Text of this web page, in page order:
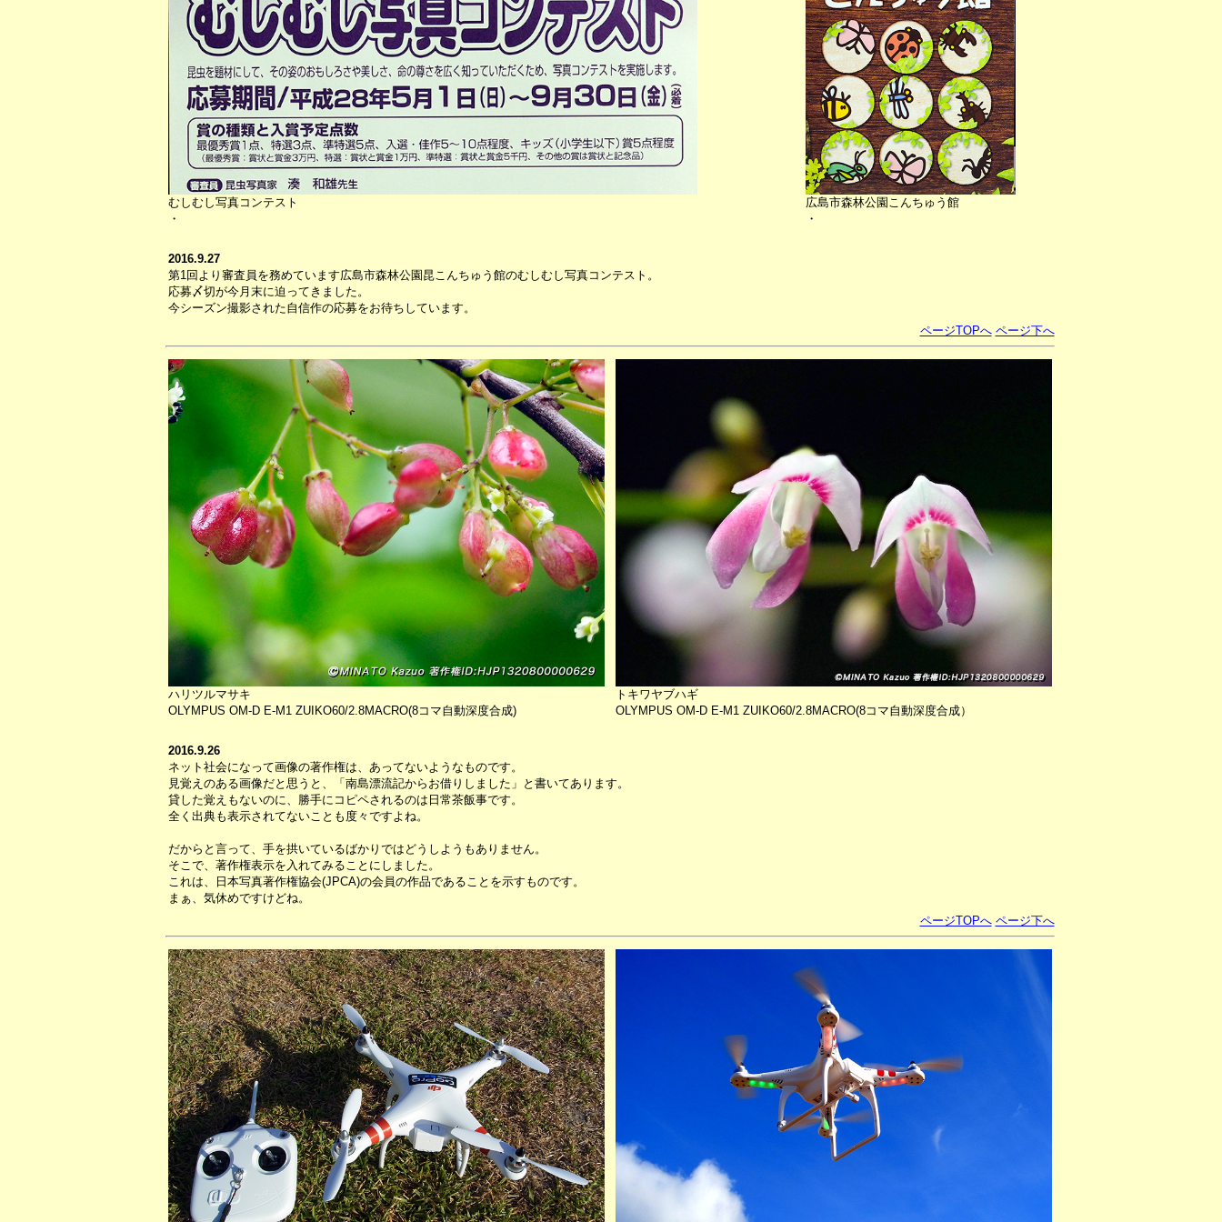
むしむし写真コンテスト
・
広島市森林公園こんちゅう館
・
2016.9.27
第1回より審査員を務めています広島市森林公園昆こんちゅう館のむしむし写真コンテスト。
応募〆切が今月末に迫ってきました。
今シーズン撮影された自信作の応募をお待ちしています。
ページTOPへ ページ下へ
ハリツルマサキ
OLYMPUS OM-D E-M1 ZUIKO60/2.8MACRO(8コマ自動深度合成)
トキワヤブハギ
OLYMPUS OM-D E-M1 ZUIKO60/2.8MACRO(8コマ自動深度合成）
2016.9.26
ネット社会になって画像の著作権は、あってないようなものです。
見覚えのある画像だと思うと、「南島漂流記からお借りしました」と書いてあります。
貸した覚えもないのに、勝手にコピペされるのは日常茶飯事です。
全く出典も表示されてないことも度々ですよね。
だからと言って、手を拱いているばかりではどうしようもありません。
そこで、著作権表示を入れてみることにしました。
これは、日本写真著作権協会(JPCA)の会員の作品であることを示すものです。
まぁ、気休めですけどね。
ページTOPへ ページ下へ